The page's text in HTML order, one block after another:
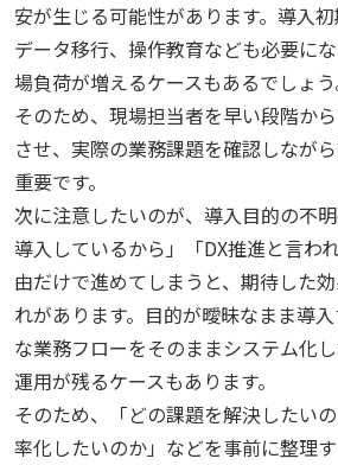
安が生じる可能性があります。導入
データ移行、操作教育なども必要に
場負荷が増えるケースもあるでしょう
そのため、現場担当者を早い段階か
させ、実際の業務課題を確認しなが
重要です。
次に注意したいのが、導入目的の不
導入しているから」「DX推進と言わ
由だけで進めてしまうと、期待した
れがあります。目的が曖昧なまま導
な業務フローをそのままシステム化
運用が残るケースもあります。
そのため、「どの課題を解決したい
率化したいのか」などを事前に整理す